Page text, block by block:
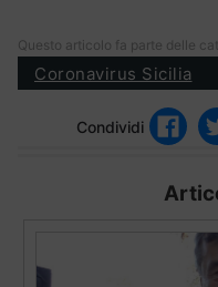
Questo articolo fa parte delle
Coronavirus Sicilia
Condividi